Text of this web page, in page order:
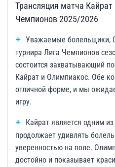
Трансляция матча
Чемпионов 2025/2026
Уважаемые болельщики,
турнира Лига Чемпионов
состоится захватывающий
Кайрат и Олимпиакос. Обе
отличной форме, и мы
игру.
Кайрат является одним
продолжает удивлять
уверенностью на поле.
достойно и показывает